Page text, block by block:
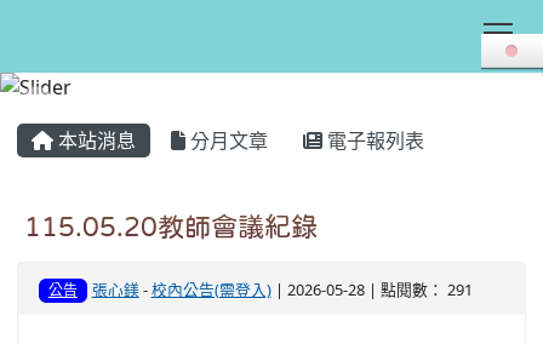
本站消息 分月文章 電子報列表
115.05.20教師會議紀錄
公告 張心鎂-校內公告(需登入)| 2026-05-28 | 點閱數： 291